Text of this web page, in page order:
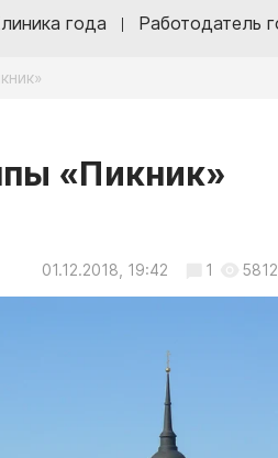
года Работодатель
«Пикник»
01.12.2018, 19:42 1 5812